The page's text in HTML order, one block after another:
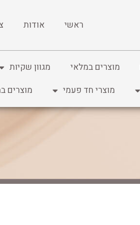
ראשי אודות
מוצרים במלאי מגוון שקיות
מוצרי חד פעמי מוצרים